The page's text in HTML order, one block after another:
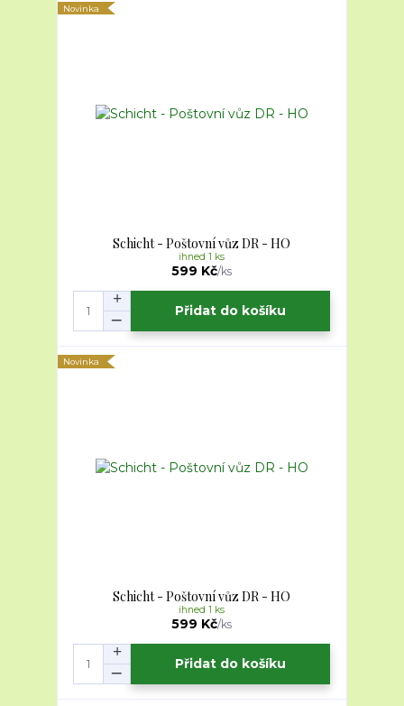
Novinka
Schicht - Poštovní vůz DR - HO
599 Kč/ks
ihned 1 ks
Přidat do košíku
Novinka
Schicht - Poštovní vůz DR - HO
599 Kč/ks
ihned 1 ks
Přidat do košíku